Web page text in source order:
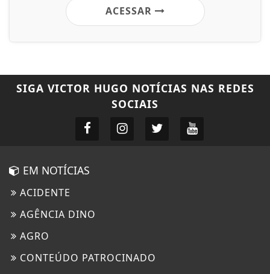
ACESSAR
SIGA VICTOR HUGO NOTÍCIAS NAS REDES
SOCIAIS
EM NOTÍCIAS
ACIDENTE
AGÊNCIA DINO
AGRO
CONTEÚDO PATROCINADO